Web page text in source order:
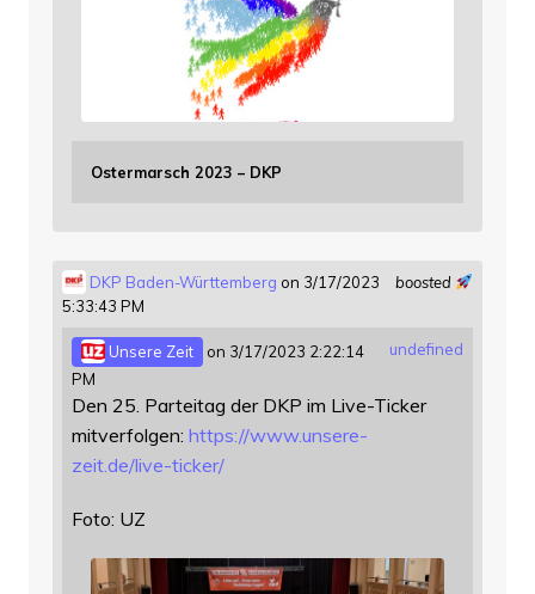
Ostermarsch 2023 – DKP
boosted
DKP Baden-Württemberg on 3/17/2023
5:33:43 PM
undefined
Unsere Zeit
on 3/17/2023 2:22:14
PM
Den 25. Parteitag der DKP im Live-Ticker
mitverfolgen: https://www.unsere-
zeit.de/live-ticker/
Foto: UZ